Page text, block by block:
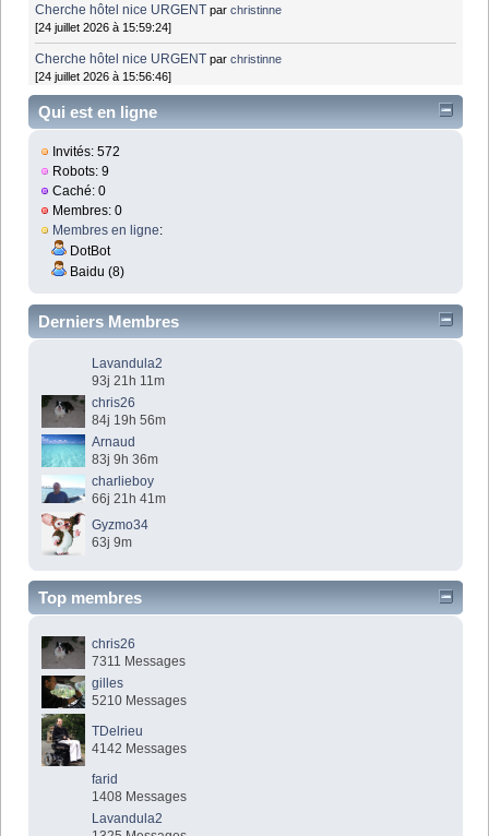
Cherche hôtel nice URGENT parchristinne
[24 juillet 2026 à 15:59:24]
Cherche hôtel nice URGENT parchristinne
[24 juillet 2026 à 15:56:46]
Qui est en ligne
Invités: 572
Robots: 9
Caché: 0
Membres: 0
Membres en ligne:
DotBot
Baidu (8)
Derniers Membres
Lavandula2
93j 21h 11m
chris26
84j 19h 56m
Arnaud
83j 9h 36m
charlieboy
66j 21h 41m
Gyzmo34
63j 9m
Top membres
chris26
7311 Messages
gilles
5210 Messages
TDelrieu
4142 Messages
farid
1408 Messages
Lavandula2